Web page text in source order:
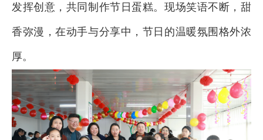
发挥创意，共同制作节日蛋糕。现场笑语不断，甜
香弥漫，在动手与分享中，节日的温暖氛围格外浓
厚。